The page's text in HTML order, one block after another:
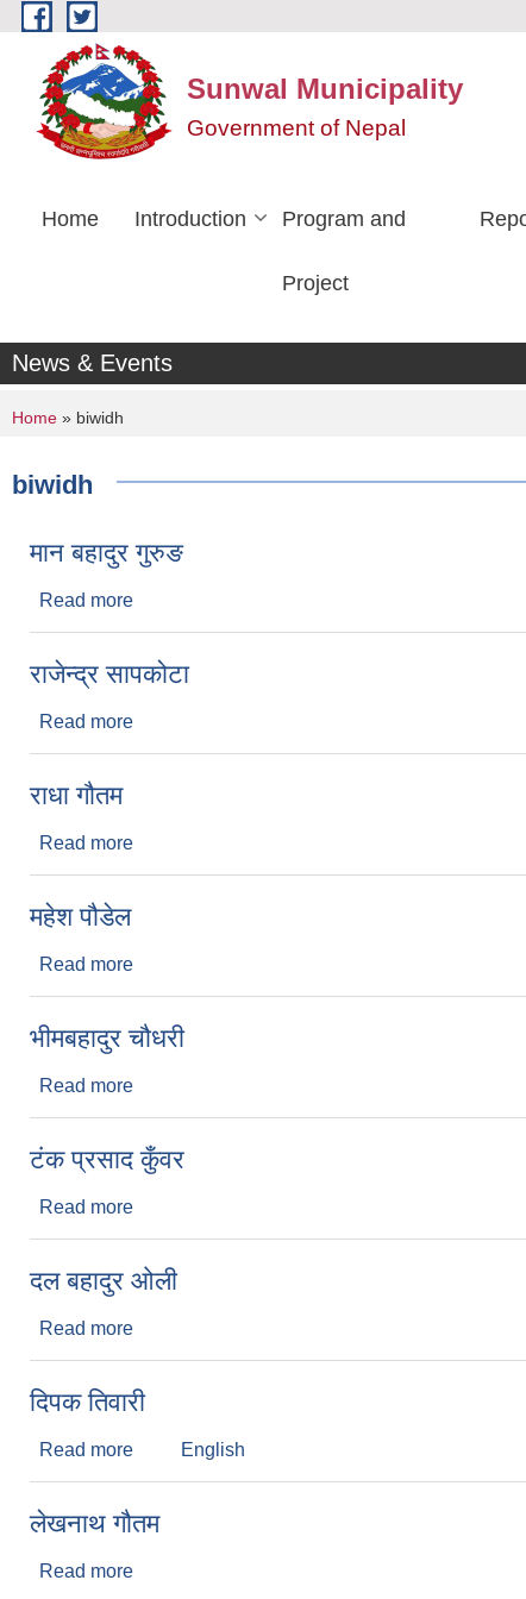
Skip to main content
Sunwal Municipality
Government of Nepal
Home Introduction Program and
Project
News & Events
You are here
Home » biwidh
biwidh
मान बहादुर गुरुङ
Read more
राजेन्द्र सापकोटा
Read more
राधा गौतम
Read more
महेश पौडेल
Read more
भीमबहादुर चौधरी
Read more
टंक प्रसाद कुँवर
Read more
दल बहादुर ओली
Read more
दिपक तिवारी
Read more about दिपक तिवारी
English
लेखनाथ गौतम
Read more